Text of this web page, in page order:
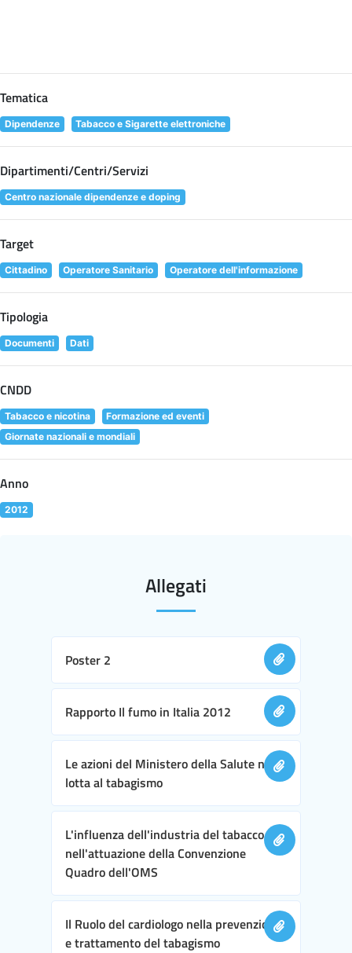
Tematica
Dipendenze Tabacco e Sigarette elettroniche
Dipartimenti/Centri/Servizi
Centro nazionale dipendenze e doping
Target
Cittadino Operatore Sanitario Operatore dell'informazione
Tipologia
Documenti Dati
CNDD
Tabacco e nicotina
Formazione ed eventi
Giornate nazionali e mondiali
Anno
2012
Allegati
Poster 2
Rapporto Il fumo in Italia 2012
Le azioni del Ministero della Salute nella
lotta al tabagismo
L'influenza dell'industria del tabacco
nell'attuazione della Convenzione
Quadro dell'OMS
Il Ruolo del cardiologo nella prevenzione
e trattamento del tabagismo